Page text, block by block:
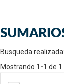
Busqueda realizada:
Mostrando 1-1 de 1